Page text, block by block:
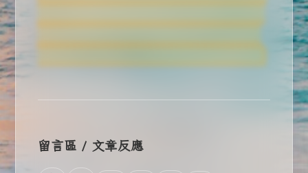
留言區 / 文章反應